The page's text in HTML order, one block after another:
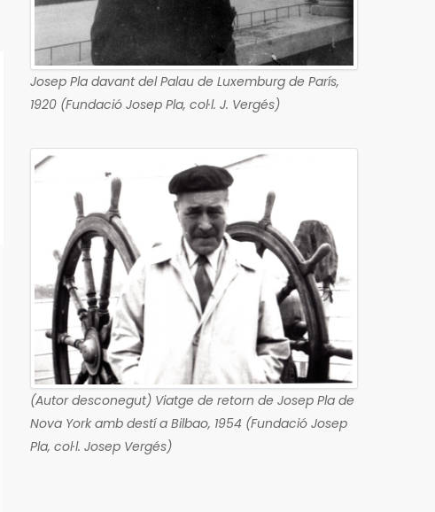
Josep Pla davant del Palau de Luxemburg de París,
1920 (Fundació Josep Pla, col·l. J. Vergés)
(Autor desconegut) Viatge de retorn de Josep Pla de
Nova York amb destí a Bilbao, 1954 (Fundació Josep
Pla, col·l. Josep Vergés)